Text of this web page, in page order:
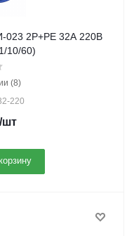
023 2Р+РЕ 32А 220В
10/60)
(8)
220
шт